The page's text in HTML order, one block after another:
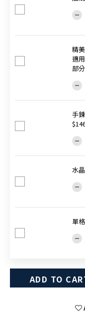
精
適
部
手
水
單
ADD TO